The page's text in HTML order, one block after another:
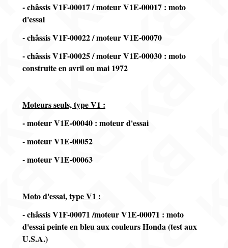
- châssis V1F-00017 / moteur V1E-00017 : moto
d'essai
- châssis V1F-00022 / moteur V1E-00070
- châssis V1F-00025 / moteur V1E-00030 : moto
construite en avril ou mai 1972
Moteurs seuls, type V1 :
- moteur V1E-00040 : moteur d'essai
- moteur V1E-00052
- moteur V1E-00063
Moto d'essai, type V1 :
- châssis V1F-00071 /moteur V1E-00071 : moto
d'essai peinte en bleu aux couleurs Honda (test aux
U.S.A.)